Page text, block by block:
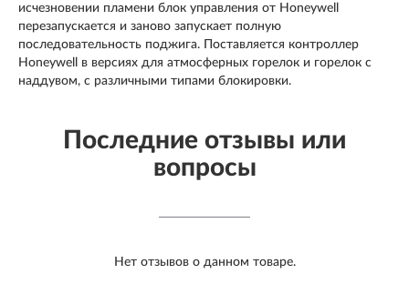
исчезновении пламени блок управления от Honeywell
перезапускается и заново запускает полную
последовательность поджига. Поставляется контроллер
Honeywell в версиях для атмосферных горелок и горелок с
наддувом, с различными типами блокировки.
Последние отзывы или
вопросы
Нет отзывов о данном товаре.